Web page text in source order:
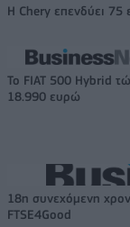
Η Chery επενδύει 75
Το FIAT 500 Hybrid
18.990 ευρώ
18η συνεχόμενη
FTSE4Good